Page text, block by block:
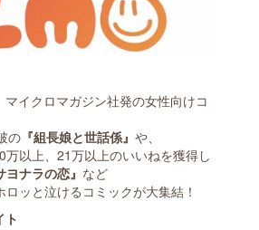
マイクロマガジン社発の女性向けコ
の 『組長娘と世話係』 や、
以上、21万以上のいいねを獲得し
ヨナラの恋』 など
ッと泣けるコミックが大集結！
ト